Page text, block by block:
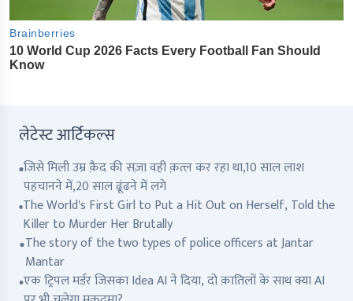
लेटेस्ट आर्टिकल्स
जिसे मिली उम्र क़ैद की सज़ा वही क़त्ल कर रहा था,10 साल लाश
पहचानने में,20 साल ढूंढने में लगे
The World's First Girl to Put a Hit Out on Herself, Told the
Killer to Murder Her Brutally
The story of the two types of police officers at Jantar
Mantar
एक ट्रिपल मर्डर जिसका Idea AI ने दिया, दो क़ातिलों के साथ क्या AI